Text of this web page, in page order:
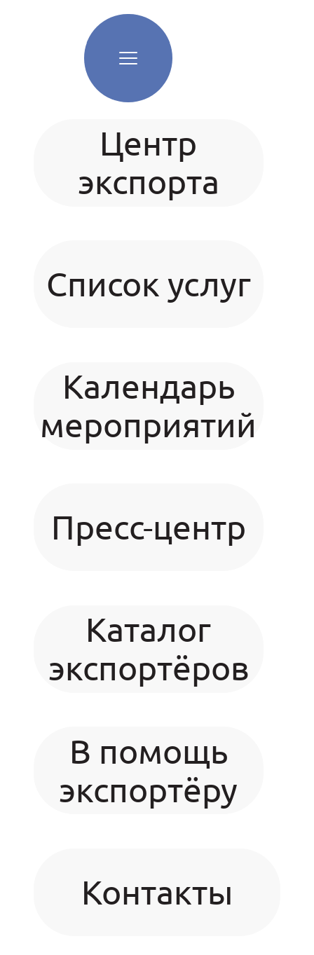
Центр
экспорта
Список услуг
Календарь
мероприятий
Пресс-центр
Каталог
экспортёров
В помощь
экспортёру
Контакты